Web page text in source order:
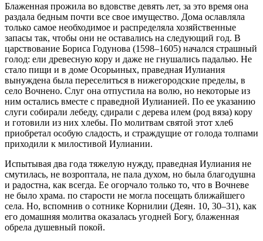
Блаженная прожила во вдовстве девять лет, за это время она
раздала бедным почти все свое имущество. Дома ославляла
только самое необходимое и распределяла хозяйственные
запасы так, чтобы они не оставались на следующий год. В
царствование Бориса Годунова (1598–1605) начался страшный
голод: ели древесную кору и даже не гнушались падалью. Не
стало пищи и в доме Осорьиных, праведная Иулиания
вынуждена была переселиться в нижегородские пределы, в
село Вочнено. Слуг она отпустила на волю, но некоторые из
ним остались вместе с праведной Иулианией. По ее указанию
слуги собирали лебеду, сдирали с дерева илем (род вяза) кору
и готовили из них хлебы. По молитвам святой этот хле6
приобретал особую сладость, и страждущие от голода толпами
приходили к милостивой Иулиании.
Испытывая два года тяжелую нужду, праведная Иулиания не
смутилась, не возроптала, не пала духом, но была благодушна
и радостна, как всегда. Ее огорчало только то, что в Вочневе
не было храма. по старости не могла посещать ближайшего
села. Но, вспомнив о сотнике Корнилии (Деян. 10, 30–31), как
его домашняя молитва оказалась угодней Богу, блаженная
обрела душевный покой.